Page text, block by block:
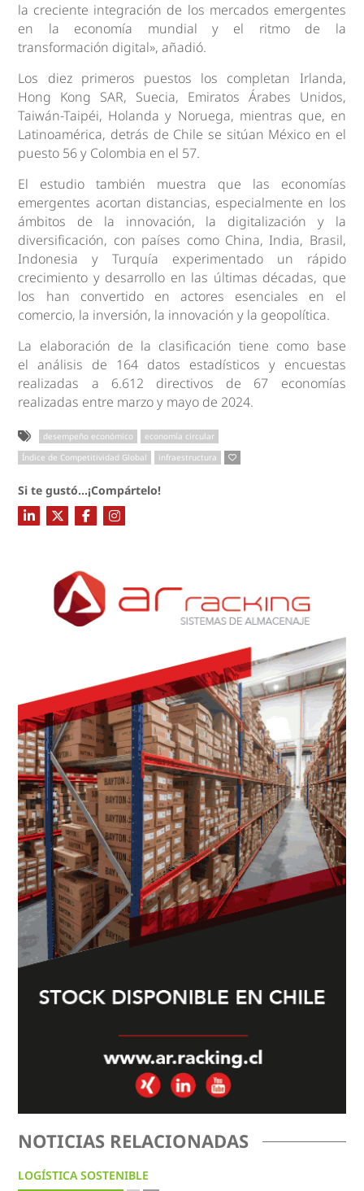
la creciente integración de los mercados emergentes
en la economía mundial y el ritmo de la
transformación digital», añadió.
Los diez primeros puestos los completan Irlanda,
Hong Kong SAR, Suecia, Emiratos Árabes Unidos,
Taiwán-Taipéi, Holanda y Noruega, mientras que, en
Latinoamérica, detrás de Chile se sitúan México en el
puesto 56 y Colombia en el 57.
El estudio también muestra que las economías
emergentes acortan distancias, especialmente en los
ámbitos de la innovación, la digitalización y la
diversificación, con países como China, India, Brasil,
Indonesia y Turquía experimentado un rápido
crecimiento y desarrollo en las últimas décadas, que
los han convertido en actores esenciales en el
comercio, la inversión, la innovación y la geopolítica.
La elaboración de la clasificación tiene como base
el análisis de 164 datos estadísticos y encuestas
realizadas a 6.612 directivos de 67 economías
realizadas entre marzo y mayo de 2024.
desempeño económico
economía circular
Índice de Competitividad Global
infraestructura
Si te gustó...¡Compártelo!
NOTICIAS RELACIONADAS
LOGÍSTICA SOSTENIBLE